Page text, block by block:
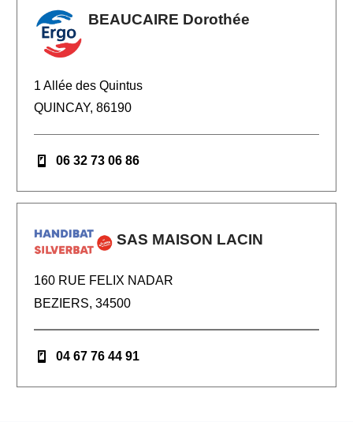
BEAUCAIRE Dorothée
1 Allée des Quintus
QUINCAY, 86190
06 32 73 06 86
SAS MAISON LACIN
160 RUE FELIX NADAR
BEZIERS, 34500
04 67 76 44 91